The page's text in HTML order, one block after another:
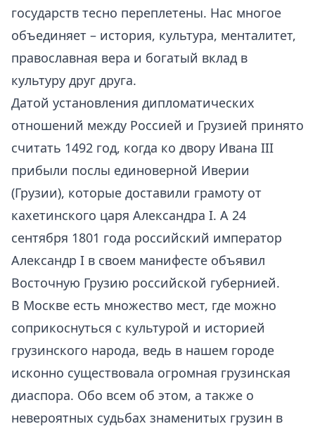
государств тесно переплетены. Нас многое
объединяет – история, культура, менталитет,
православная вера и богатый вклад в
культуру друг друга.
Датой установления дипломатических
отношений между Россией и Грузией принято
считать 1492 год, когда ко двору Ивана III
прибыли послы единоверной Иверии
(Грузии), которые доставили грамоту от
кахетинского царя Александра I. А 24
сентября 1801 года российский император
Александр I в своем манифесте объявил
Восточную Грузию российской губернией.
В Москве есть множество мест, где можно
соприкоснуться с культурой и историей
грузинского народа, ведь в нашем городе
исконно существовала огромная грузинская
диаспора. Обо всем об этом, а также о
невероятных судьбах знаменитых грузин в